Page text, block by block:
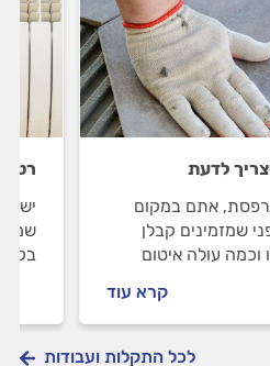
לדעת
אתם במקום
שמזמינים קבלן
וכמה עולה איטום
קרא עוד
יש
לכל התקלות ועבודות